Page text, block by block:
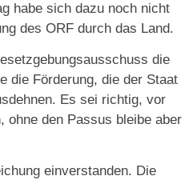
habe sich dazu noch nicht
des ORF durch das Land.
die
die Förderung, die der Staat
Es sei richtig, vor
ohne den Passus bleibe aber
einverstanden. Die